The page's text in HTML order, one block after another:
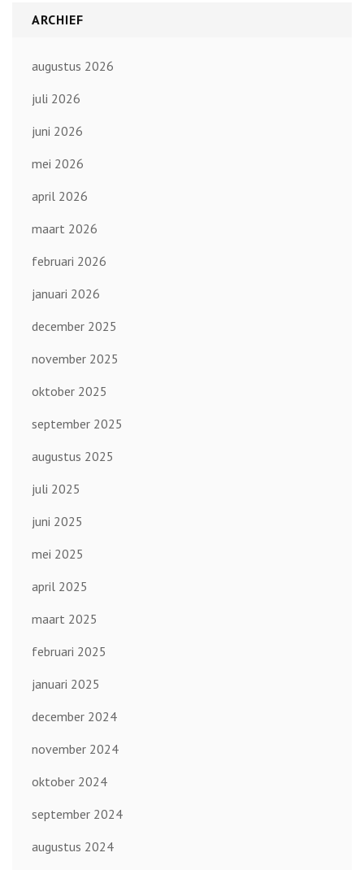
ARCHIEF
augustus 2026
juli 2026
juni 2026
mei 2026
april 2026
maart 2026
februari 2026
januari 2026
december 2025
november 2025
oktober 2025
september 2025
augustus 2025
juli 2025
juni 2025
mei 2025
april 2025
maart 2025
februari 2025
januari 2025
december 2024
november 2024
oktober 2024
september 2024
augustus 2024